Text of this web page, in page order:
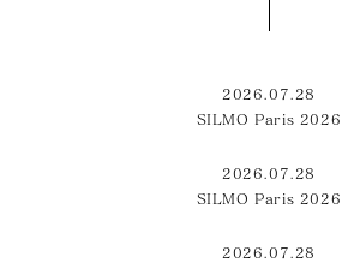
2026.07.28
SILMO Paris 2026
2026.07.28
SILMO Paris 2026
2026.07.28